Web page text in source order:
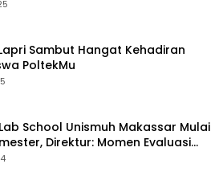
Sambut Hangat Kehadiran
PoltekMu
School Unismuh Makassar Mulai
Direktur: Momen Evaluasi